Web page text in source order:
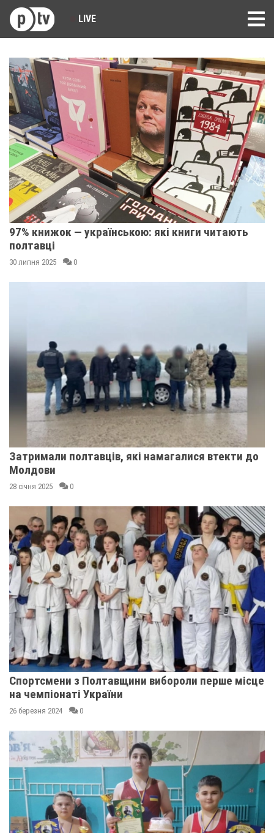
LIVE
97% книжок — українською: які книги читають
полтавці
30 липня 2025 0
Затримали полтавців, які намагалися втекти до
Молдови
28 січня 2025 0
Спортсмени з Полтавщини вибороли перше місце
на чемпіонаті України
26 березня 2024 0